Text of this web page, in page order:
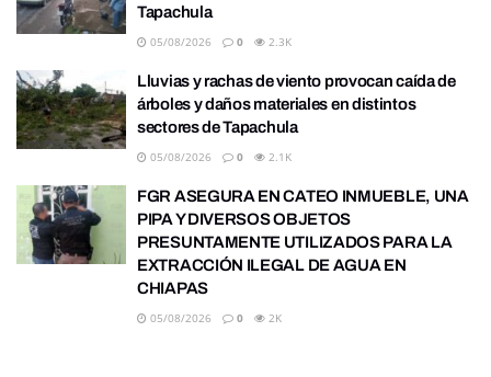
Tapachula
05/08/2026 0 2.3K
Lluvias y rachas de viento provocan caída de
árboles y daños materiales en distintos
sectores de Tapachula
05/08/2026 0 2.1K
FGR ASEGURA EN CATEO INMUEBLE, UNA
PIPA Y DIVERSOS OBJETOS
PRESUNTAMENTE UTILIZADOS PARA LA
EXTRACCIÓN ILEGAL DE AGUA EN
CHIAPAS
05/08/2026 0 2K